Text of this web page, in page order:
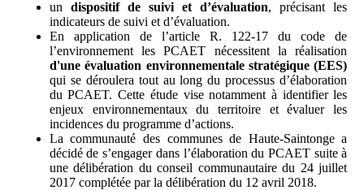
un dispositif de suivi et d’évaluation, précisant les
indicateurs de suivi et d’évaluation.
En application de l’article R. 122-17 du code de
l’environnement les PCAET nécessitent la réalisation
d'une évaluation environnementale stratégique (EES)
qui se déroulera tout au long du processus d’élaboration
du PCAET. Cette étude vise notamment à identifier les
enjeux environnementaux du territoire et évaluer les
incidences du programme d’actions.
La communauté des communes de Haute-Saintonge a
décidé de s’engager dans l’élaboration du PCAET suite à
une délibération du conseil communautaire du 24 juillet
2017 complétée par la délibération du 12 avril 2018.